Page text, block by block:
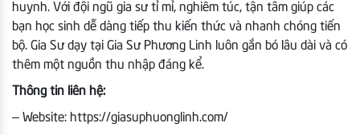
huynh. Với đội ngũ gia sư tỉ mỉ, nghiêm túc, tận tâm giúp các
bạn học sinh dễ dàng tiếp thu kiến thức và nhanh chóng tiến
bộ. Gia Sư dạy tại Gia Sư Phương Linh luôn gắn bó lâu dài và có
thêm một nguồn thu nhập đáng kể.
Thông tin liên hệ:
– Website: https://giasuphuonglinh.com/